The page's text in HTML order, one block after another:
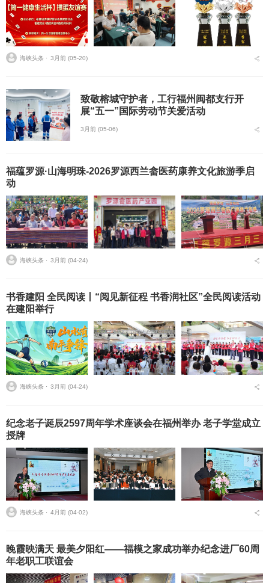
海峡头条 ⋅ 3月前 (05-20)
致敬榕城守护者，工行福州闽都支行开
展“五一”国际劳动节关爱活动
3月前 (05-06)
福蕴罗源·山海明珠-2026罗源西兰畲医药康养文化旅游季启
动
海峡头条 ⋅ 3月前 (04-24)
书香建阳 全民阅读丨“阅见新征程 书香润社区”全民阅读活动
在建阳举行
海峡头条 ⋅ 3月前 (04-24)
纪念老子诞辰2597周年学术座谈会在福州举办 老子学堂成立
授牌
海峡头条 ⋅ 4月前 (04-02)
晚霞映满天 最美夕阳红——福模之家成功举办纪念进厂60周
年老职工联谊会